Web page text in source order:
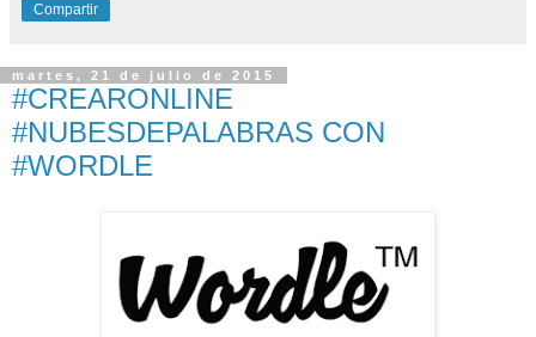
Compartir
martes, 21 de julio de 2015
#CREARONLINE
#NUBESDEPALABRAS CON
#WORDLE